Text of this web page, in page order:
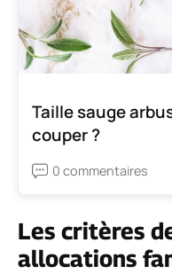
Taille sauge
couper ?
0 commentaires
Les critères
allocations